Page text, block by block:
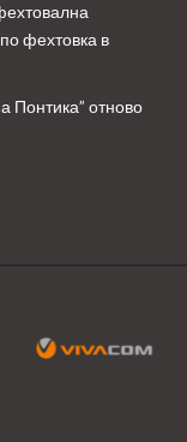
фехтовка в
Понтика” отново